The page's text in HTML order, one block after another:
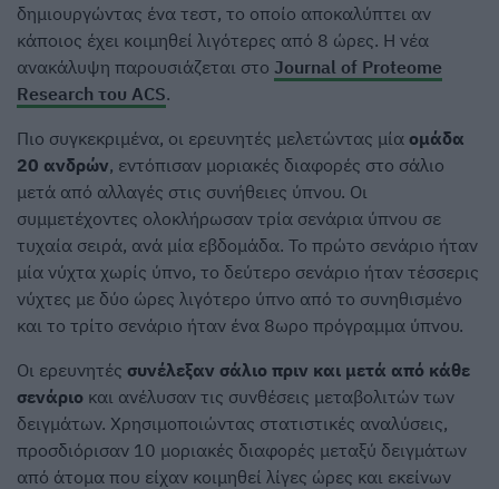
δημιουργώντας ένα τεστ, το οποίο αποκαλύπτει αν
κάποιος έχει κοιμηθεί λιγότερες από 8 ώρες. Η νέα
ανακάλυψη παρουσιάζεται στο Journal of Proteome
Research του ACS.
Πιο συγκεκριμένα, οι ερευνητές μελετώντας μία ομάδα
20 ανδρών, εντόπισαν μοριακές διαφορές στο σάλιο
μετά από αλλαγές στις συνήθειες ύπνου. Οι
συμμετέχοντες ολοκλήρωσαν τρία σενάρια ύπνου σε
τυχαία σειρά, ανά μία εβδομάδα. Το πρώτο σενάριο ήταν
μία νύχτα χωρίς ύπνο, το δεύτερο σενάριο ήταν τέσσερις
νύχτες με δύο ώρες λιγότερο ύπνο από το συνηθισμένο
και το τρίτο σενάριο ήταν ένα 8ωρο πρόγραμμα ύπνου.
Οι ερευνητές συνέλεξαν σάλιο πριν και μετά από κάθε
σενάριο και ανέλυσαν τις συνθέσεις μεταβολιτών των
δειγμάτων. Χρησιμοποιώντας στατιστικές αναλύσεις,
προσδιόρισαν 10 μοριακές διαφορές μεταξύ δειγμάτων
από άτομα που είχαν κοιμηθεί λίγες ώρες και εκείνων